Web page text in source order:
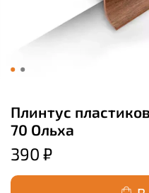
Плинтус
70 Ольха
390 ₽